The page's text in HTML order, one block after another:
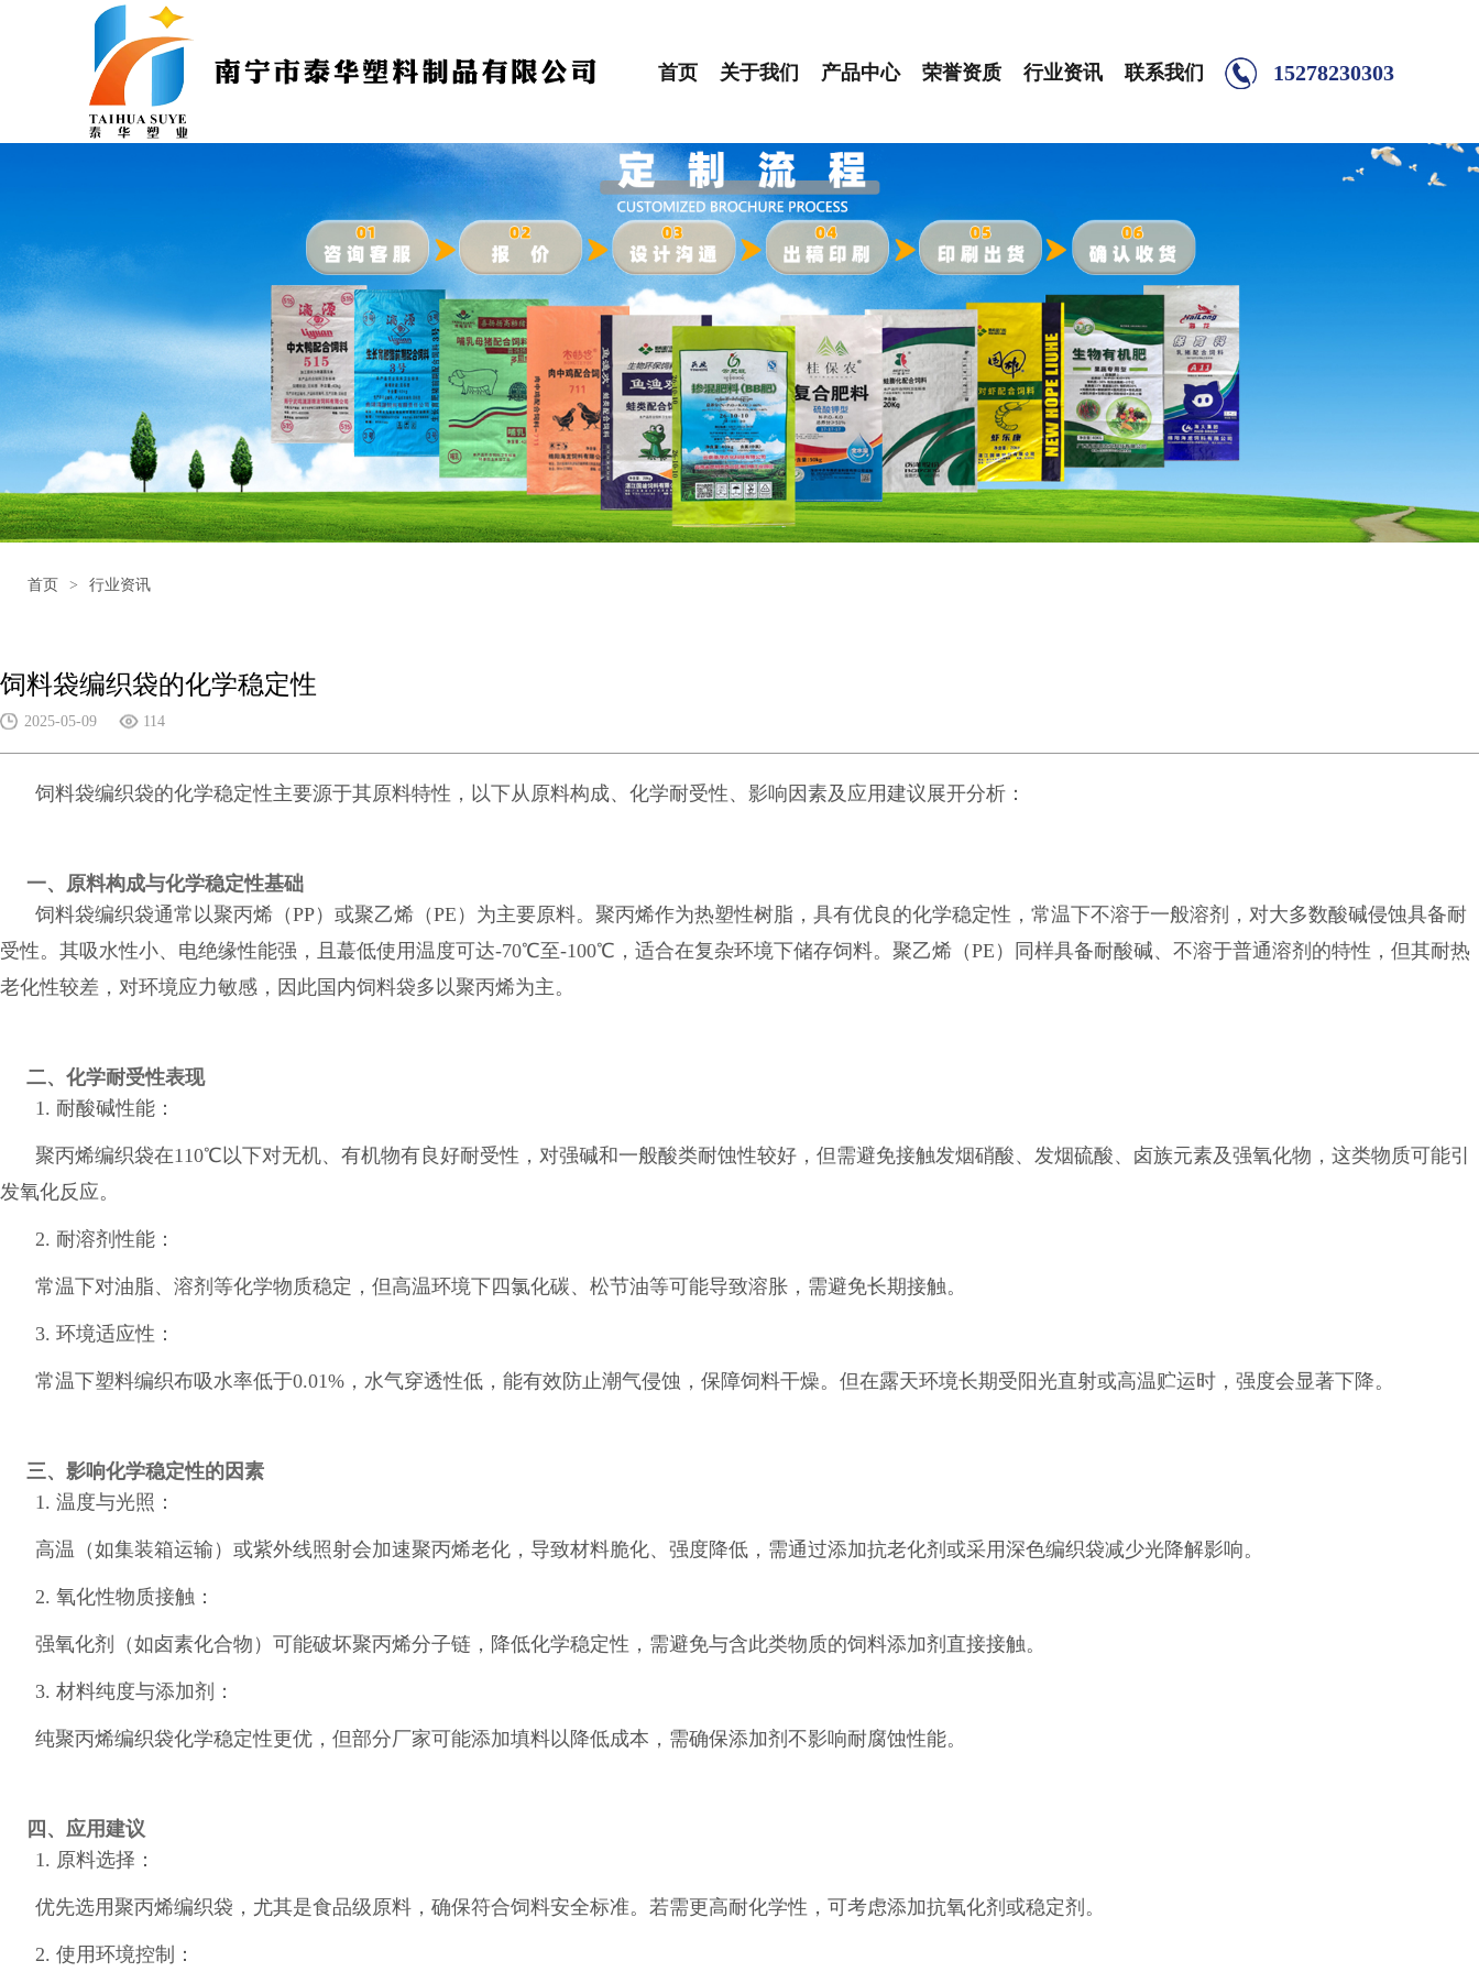
首页 关于我们 产品中心 荣誉资质 行业资讯 联系我们 15278230303
首页 > 行业资讯
饲料袋编织袋的化学稳定性
2025-05-09 114
饲料袋编织袋的化学稳定性主要源于其原料特性，以下从原料构成、化学耐受性、影响因素及应用建议展开分析：
一、原料构成与化学稳定性基础
饲料袋编织袋通常以聚丙烯（PP）或聚乙烯（PE）为主要原料。聚丙烯作为热塑性树脂，具有优良的化学稳定性，常温下不溶于一般溶剂，对大多数酸碱侵蚀具备耐
受性。其吸水性小、电绝缘性能强，且蕞低使用温度可达-70℃至-100℃，适合在复杂环境下储存饲料。聚乙烯（PE）同样具备耐酸碱、不溶于普通溶剂的特性，但其耐热
老化性较差，对环境应力敏感，因此国内饲料袋多以聚丙烯为主。
二、化学耐受性表现
1. 耐酸碱性能 ：
聚丙烯编织袋在110℃以下对无机、有机物有良好耐受性，对强碱和一般酸类耐蚀性较好，但需避免接触发烟硝酸、发烟硫酸、卤族元素及强氧化物，这类物质可能引
发氧化反应。
2. 耐溶剂性能 ：
常温下对油脂、溶剂等化学物质稳定，但高温环境下四氯化碳、松节油等可能导致溶胀，需避免长期接触。
3. 环境适应性 ：
常温下塑料编织布吸水率低于0.01%，水气穿透性低，能有效防止潮气侵蚀，保障饲料干燥。但在露天环境长期受阳光直射或高温贮运时，强度会显著下降。
三、影响化学稳定性的因素
1. 温度与光照 ：
高温（如集装箱运输）或紫外线照射会加速聚丙烯老化，导致材料脆化、强度降低，需通过添加抗老化剂或采用深色编织袋减少光降解影响。
2. 氧化性物质接触 ：
强氧化剂（如卤素化合物）可能破坏聚丙烯分子链，降低化学稳定性，需避免与含此类物质的饲料添加剂直接接触。
3. 材料纯度与添加剂 ：
纯聚丙烯编织袋化学稳定性更优，但部分厂家可能添加填料以降低成本，需确保添加剂不影响耐腐蚀性能。
四、应用建议
1. 原料选择 ：
优先选用聚丙烯编织袋，尤其是食品级原料，确保符合饲料安全标准。若需更高耐化学性，可考虑添加抗氧化剂或稳定剂。
2. 使用环境控制 ：